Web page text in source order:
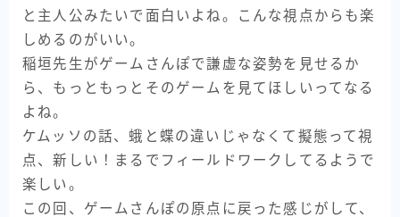
と主人公みたいで面白いよね。こんな視点からも楽
しめるのがいい。
稲垣先生がゲームさんぽで謙虚な姿勢を見せるか
ら、もっともっとそのゲームを見てほしいってなる
よね。
ケムッソの話、蛾と蝶の違いじゃなくて擬態って視
点、新しい！まるでフィールドワークしてるようで
楽しい。
この回、ゲームさんぽの原点に戻った感じがして、